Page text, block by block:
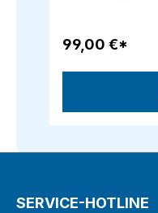
99,00 €*
SERVICE-HOTLINE